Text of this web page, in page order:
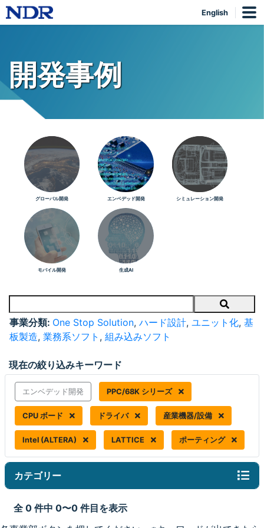
English
開発事例
グローバル開発 エンベデッド開発 シミュレーション開発
モバイル開発 生成AI
Search
事業分類: One Stop Solution, ハード設計, ユニット化, 基
板製造, 業務系ソフト , 組み込みソフト
現在の絞り込みキーワード
エンベデッド開発 PPC/68K シリーズ
CPU ボード ドライバ 産業機器/設備
Intel (ALTERA) LATTICE ポーティング
カテゴリー
全 0 件中 0〜0 件目を表示